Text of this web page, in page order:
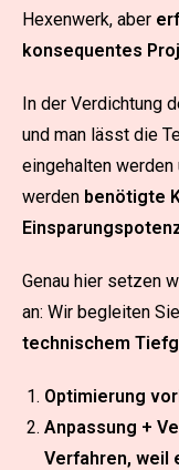
Hexenwerk, aber
konsequentes
In der Verdichtung
und man lässt die
eingehalten werden
werden benötigte
Genau hier setzen
an: Wir begleiten Sie
technischem
Optimierung
Anpassung +
Verfahren, weil